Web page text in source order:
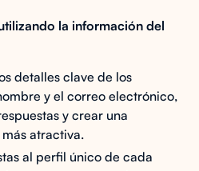
la información del
detalles clave de los
y el correo electrónico,
y crear una
atractiva.
al perfil único de cada